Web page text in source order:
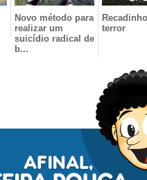
Novo método para
realizar um
suicídio radical de
b...
terror